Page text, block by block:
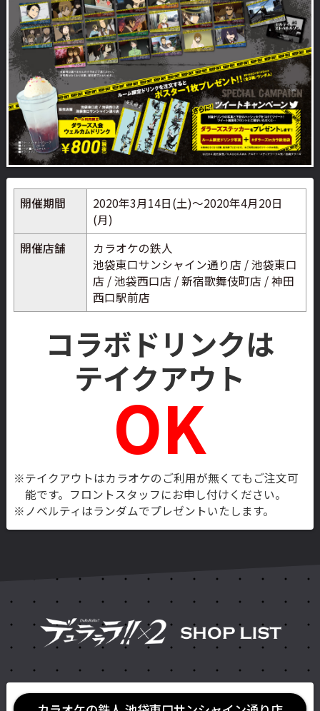
開催期間
2020年3月14日(土)～2020年4月20日
(月)
開催店舗
カラオケの鉄人
池袋東口サンシャイン通り店 / 池袋東口
店 / 池袋西口店 / 新宿歌舞伎町店 / 神田
西口駅前店
コラボドリンクは
テイクアウト
OK
※テイクアウトはカラオケのご利用が無くてもご注文可
能です。 フロントスタッフにお申し付けください。
※ノベルティはランダムでプレゼントいたします。